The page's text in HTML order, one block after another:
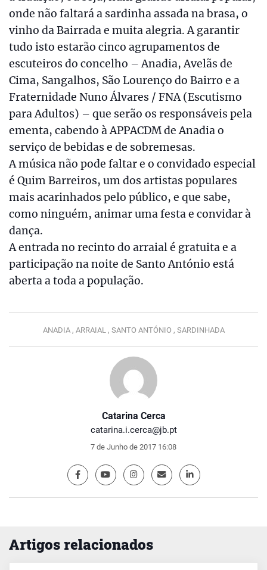
Catarina Cerca
catarina.i.cerca@jb.pt
7 de Junho de 2017 16:08
onde não faltará a sardinha assada na brasa, o
vinho da Bairrada e muita alegria. A garantir
tudo isto estarão cinco agrupamentos de
escuteiros do concelho – Anadia, Avelãs de
Cima, Sangalhos, São Lourenço do Bairro e a
Fraternidade Nuno Álvares / FNA (Escutismo
para Adultos) – que serão os responsáveis pela
ementa, cabendo à APPACDM de Anadia o
serviço de bebidas e de sobremesas.
A música não pode faltar e o convidado especial
é Quim Barreiros, um dos artistas populares
mais acarinhados pelo público, e que sabe,
como ninguém, animar uma festa e convidar à
dança.
A entrada no recinto do arraial é gratuita e a
participação na noite de Santo António está
aberta a toda a população.
ANADIA , ARRAIAL , SANTO ANTÓNIO , SARDINHADA
Artigos relacionados